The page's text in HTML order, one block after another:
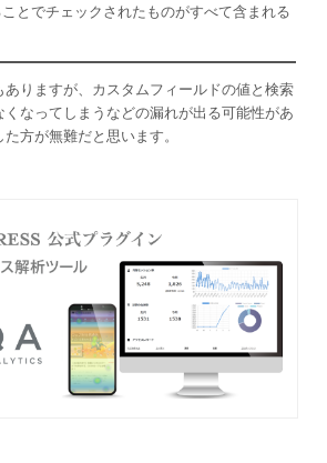
とでチェックされたものがすべて含まれる
ありますが、カスタムフィールドの値と検索
なってしまうなどの漏れが出る可能性があ
方が無難だと思います。